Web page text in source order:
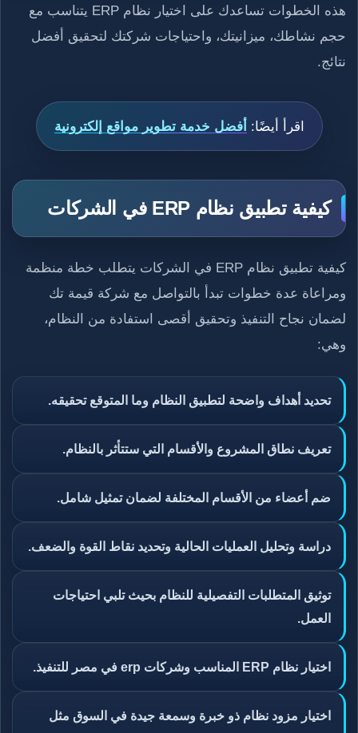
هذه الخطوات تساعدك على اختيار نظام ERP يتناسب مع
حجم نشاطك، ميزانيتك، واحتياجات شركتك لتحقيق أفضل
نتائج.
اقرأ أيضًا: أفضل خدمة تطوير مواقع إلكترونية
كيفية تطبيق نظام ERP في الشركات
كيفية تطبيق نظام ERP في الشركات يتطلب خطة منظمة
ومراعاة عدة خطوات تبدأ بالتواصل مع شركة قيمة تك
لضمان نجاح التنفيذ وتحقيق أقصى استفادة من النظام،
وهي:
تحديد أهداف واضحة لتطبيق النظام وما المتوقع تحقيقه.
تعريف نطاق المشروع والأقسام التي ستتأثر بالنظام.
ضم أعضاء من الأقسام المختلفة لضمان تمثيل شامل.
دراسة وتحليل العمليات الحالية وتحديد نقاط القوة والضعف.
توثيق المتطلبات التفصيلية للنظام بحيث تلبي احتياجات
العمل.
اختيار نظام ERP المناسب وشركات erp في مصر للتنفيذ.
اختيار مزود نظام ذو خبرة وسمعة جيدة في السوق مثل